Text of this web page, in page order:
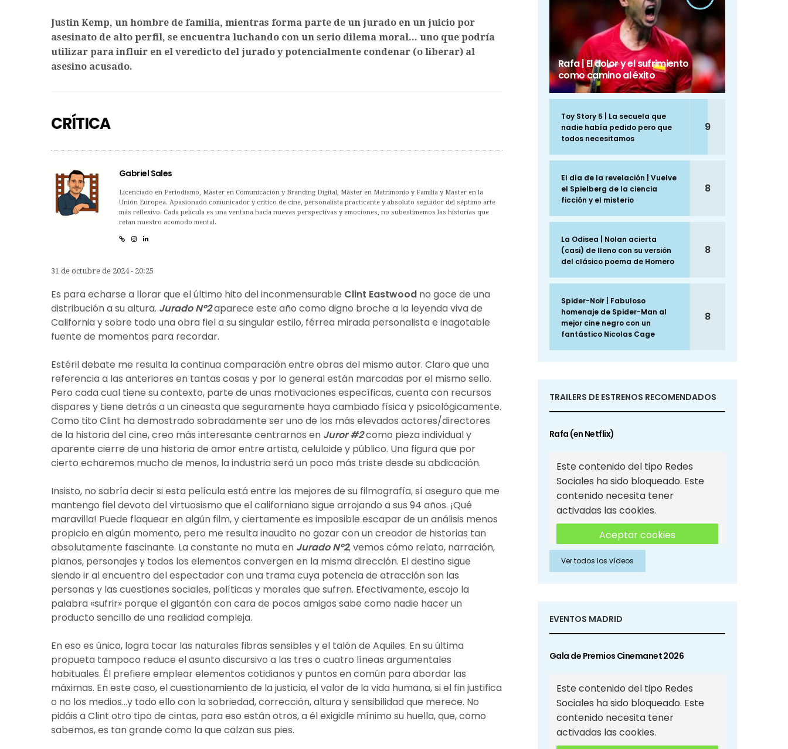
Justin Kemp, un hombre de familia, mientras forma parte de un jurado en un juicio por
asesinato de alto perfil, se encuentra luchando con un serio dilema moral... uno que podría
utilizar para influir en el veredicto del jurado y potencialmente condenar (o liberar) al
asesino acusado.
CRÍTICA
Gabriel Sales
Licenciado en Periodismo, Máster en Comunicación y Branding Digital, Máster en Matrimonio y Familia y Máster en la
Unión Europea. Apasionado comunicador y crítico de cine, personalista practicante y absoluto seguidor del séptimo arte
más reflexivo. Cada película es una ventana hacia nuevas perspectivas y emociones, no subestimemos las historias que
retan nuestro acomodo mental.
31 de octubre de 2024 - 20:25
Es para echarse a llorar que el último hito del inconmensurable Clint Eastwood no goce de una
distribución a su altura. Jurado Nº2aparece este año como digno broche a la leyenda viva de
California y sobre todo una obra fiel a su singular estilo, férrea mirada personalista e inagotable
fuente de momentos para recordar.
Estéril debate me resulta la continua comparación entre obras del mismo autor. Claro que una
referencia a las anteriores en tantas cosas y por lo general están marcadas por el mismo sello.
Pero cada cual tiene su contexto, parte de unas motivaciones específicas, cuenta con recursos
dispares y tiene detrás a un cineasta que seguramente haya cambiado física y psicológicamente.
Como tito Clint ha demostrado sobradamente ser uno de los más elevados actores/directores
de la historia del cine, creo más interesante centrarnos en Juror #2como pieza individual y
aparente cierre de una historia de amor entre artista, celuloide y público. Una figura que por
cierto echaremos mucho de menos, la industria será un poco más triste desde su abdicación.
Insisto, no sabría decir si esta película está entre las mejores de su filmografía, sí aseguro que me
mantengo fiel devoto del virtuosismo que el californiano sigue arrojando a sus 94 años. ¡Qué
maravilla! Puede flaquear en algún film, y ciertamente es imposible escapar de un análisis menos
propicio en algún momento, pero me resulta inaudito no gozar con un creador de historias tan
absolutamente fascinante. La constante no muta en Jurado Nº2, vemos cómo relato, narración,
planos, personajes y todos los elementos convergen en la misma dirección. El destino sigue
siendo ir al encuentro del espectador con una trama cuya potencia de atracción son las
personas y las cuestiones sociales, políticas y morales que sufren. Efectivamente, escojo la
palabra «sufrir» porque el gigantón con cara de pocos amigos sabe como nadie hacer un
producto sencillo de una realidad compleja.
En eso es único, logra tocar las naturales fibras sensibles y el talón de Aquiles. En su última
propueta tampoco reduce el asunto discursivo a las tres o cuatro líneas argumentales
habituales. Él prefiere emplear elementos cotidianos y puntos en común para abordar las
máximas. En este caso, el cuestionamiento de la justicia, el valor de la vida humana, si el fin justifica
o no los medios…y todo ello con la sobriedad, corrección, altura y sensibilidad que merece. No
pidáis a Clint otro tipo de cintas, para eso están otros, a él exigidle mínimo su huella, que, como
sabemos, es tan grande como la que calzan sus pies.
Rafa | El dolor y el sufrimiento
como camino al éxito
Toy Story 5 | La secuela que
nadie había pedido pero que
todos necesitamos
9
El día de la revelación | Vuelve
el Spielberg de la ciencia
ficción y el misterio
8
La Odisea | Nolan acierta
(casi) de lleno con su versión
del clásico poema de Homero
8
Spider-Noir | Fabuloso
homenaje de Spider-Man al
mejor cine negro con un
fantástico Nicolas Cage
8
TRAILERS DE ESTRENOS RECOMENDADOS
Rafa (en Netflix)
Este contenido del tipo Redes
Sociales ha sido bloqueado. Este
contenido necesita tener
activadas las cookies.
Aceptar cookies
Aceptar cookies de Redes
Sociales
Ver todos los vídeos
EVENTOS MADRID
Gala de Premios Cinemanet 2026
Este contenido del tipo Redes
Sociales ha sido bloqueado. Este
contenido necesita tener
activadas las cookies.